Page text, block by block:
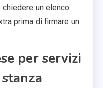
un elenco
prima di firmare un
per servizi